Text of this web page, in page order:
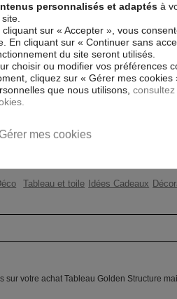
intissé spécial et de haute qualité qui
reproduits. Grâce à une
fait de matériaux respectueux de
sans avoir à l'encadrer.
aux rayons UV, inodore et 100 % sûr,
enfants.
constituent un moyen simple et pas
pour tous les goût.
Tableau et toile Idées Cadeaux
votre achat Tableau Golden Structure
personnalisés et adaptés à
cliquant sur « Accepter », vous
En cliquant sur « Continuer sans
du site seront utilisés.
choisir ou modifier vos préférences
cliquez sur « Gérer mes
que nous utilisons,
Gérer mes cookies